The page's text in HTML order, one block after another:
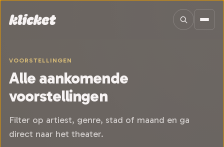
VOORSTELLINGEN
Alle aankomende
voorstellingen
Filter op artiest, genre, stad of maand en ga
direct naar het theater.